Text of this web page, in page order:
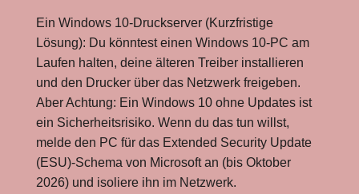
Ein Windows 10-Druckserver (Kurzfristige
Lösung): Du könntest einen Windows 10-PC am
Laufen halten, deine älteren Treiber installieren
und den Drucker über das Netzwerk freigeben.
Aber Achtung: Ein Windows 10 ohne Updates ist
ein Sicherheitsrisiko. Wenn du das tun willst,
melde den PC für das Extended Security Update
(ESU)-Schema von Microsoft an (bis Oktober
2026) und isoliere ihn im Netzwerk.